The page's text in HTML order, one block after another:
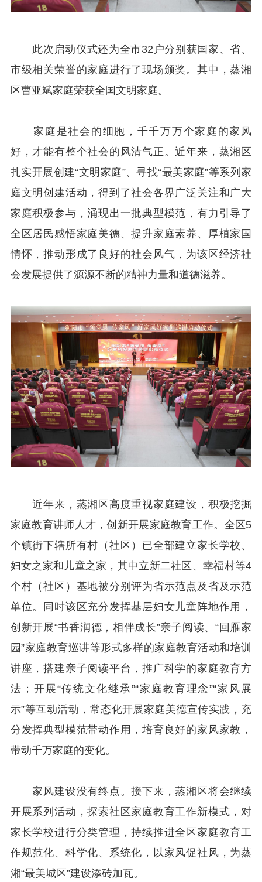
此次启动仪式还为全市32户分别获国家、省、
市级相关荣誉的家庭进行了现场颁奖。其中，蒸湘
区曹亚斌家庭荣获全国文明家庭。
家庭是社会的细胞，千千万万个家庭的家风
好，才能有整个社会的风清气正。近年来，蒸湘区
扎实开展创建“文明家庭”、寻找“最美家庭”等系列家
庭文明创建活动，得到了社会各界广泛关注和广大
家庭积极参与，涌现出一批典型模范，有力引导了
全区居民感悟家庭美德、提升家庭素养、厚植家国
情怀，推动形成了良好的社会风气，为该区经济社
会发展提供了源源不断的精神力量和道德滋养。
近年来，蒸湘区高度重视家庭建设，积极挖掘
家庭教育讲师人才，创新开展家庭教育工作。全区5
个镇街下辖所有村（社区）已全部建立家长学校、
妇女之家和儿童之家，其中立新二社区、幸福村等4
个村（社区）基地被分别评为省示范点及省及示范
单位。同时该区充分发挥基层妇女儿童阵地作用，
创新开展“书香润德，相伴成长”亲子阅读、“回雁家
园”家庭教育巡讲等形式多样的家庭教育活动和培训
讲座，搭建亲子阅读平台，推广科学的家庭教育方
法；开展“传统文化继承”“家庭教育理念”“家风展
示”等互动活动，常态化开展家庭美德宣传实践，充
分发挥典型模范带动作用，培育良好的家风家教，
带动千万家庭的变化。
家风建设没有终点。接下来，蒸湘区将会继续
开展系列活动，探索社区家庭教育工作新模式，对
家长学校进行分类管理，持续推进全区家庭教育工
作规范化、科学化、系统化，以家风促社风，为蒸
湘“最美城区”建设添砖加瓦。